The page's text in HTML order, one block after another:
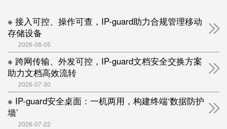
※ 接入可控、操作可查，IP-guard助力合规管理移动
存储设备
2026-08-05
※ 跨网传输、外发可控，IP-guard文档安全交换方案
助力文档高效流转
2026-07-30
※ IP-guard安全桌面：一机两用，构建终端‘数据防护
墙’
2026-07-22